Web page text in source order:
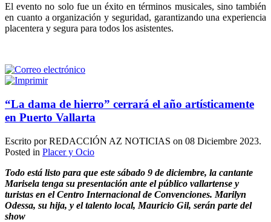
El evento no solo fue un éxito en términos musicales, sino también
en cuanto a organización y seguridad, garantizando una experiencia
placentera y segura para todos los asistentes.
“La dama de hierro” cerrará el año artísticamente
en Puerto Vallarta
Escrito por REDACCIÓN AZ NOTICIAS on 08 Diciembre 2023.
Posted in Placer y Ocio
Todo está listo para que este sábado 9 de diciembre, la cantante
Marisela tenga su presentación ante el público vallartense y
turistas en el Centro Internacional de Convenciones. Marilyn
Odessa, su hija, y el talento local, Mauricio Gil, serán parte del
show